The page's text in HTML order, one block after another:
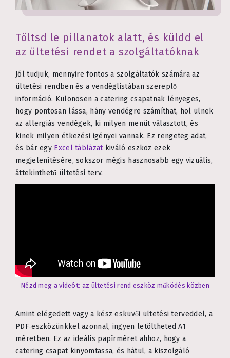
Töltsd le pillanatok alatt, és küldd el
az ültetési rendet a szolgáltatóknak
Jól tudjuk, mennyire fontos a szolgáltatók számára az
ültetési rendben és a vendéglistában szereplő
információ. Különösen a catering csapatnak lényeges,
hogy pontosan lássa, hány vendégre számíthat, hol ülnek
az allergiás vendégek, ki milyen menüt választott, és
kinek milyen étkezési igényei vannak. Ez rengeteg adat,
és bár egy Excel táblázatkiváló eszköz ezek
megjelenítésére, sokszor mégis hasznosabb egy vizuális,
áttekinthető ültetési terv.
Nézd meg a videót: az ültetési rend eszköz működés közben
Amint elégedett vagy a kész esküvői ültetési terveddel, a
PDF‑eszközünkkel azonnal, ingyen letöltheted A1
méretben. Ez az ideális papírméret ahhoz, hogy a
catering csapat kinyomtassa, és hátul, a kiszolgáló